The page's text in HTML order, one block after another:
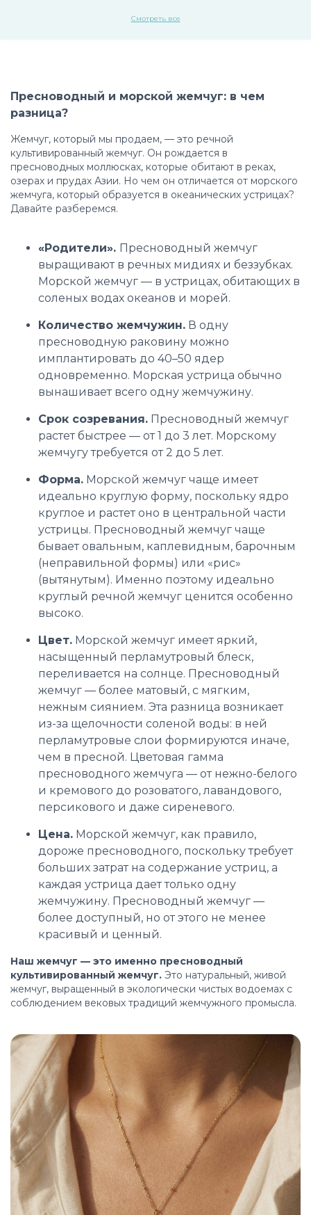
Смотреть все
Пресноводный и морской жемчуг: в чем
разница?
Жемчуг, который мы продаем, — это речной
культивированный жемчуг. Он рождается в
пресноводных моллюсках, которые обитают в реках,
озерах и прудах Азии. Но чем он отличается от морского
жемчуга, который образуется в океанических устрицах?
Давайте разберемся.
«Родители». Пресноводный жемчуг
выращивают в речных мидиях и беззубках.
Морской жемчуг — в устрицах, обитающих в
соленых водах океанов и морей.
Количество жемчужин. В одну
пресноводную раковину можно
имплантировать до 40–50 ядер
одновременно. Морская устрица обычно
вынашивает всего одну жемчужину.
Срок созревания. Пресноводный жемчуг
растет быстрее — от 1 до 3 лет. Морскому
жемчугу требуется от 2 до 5 лет.
Форма. Морской жемчуг чаще имеет
идеально круглую форму, поскольку ядро
круглое и растет оно в центральной части
устрицы. Пресноводный жемчуг чаще
бывает овальным, каплевидным, барочным
(неправильной формы) или «рис»
(вытянутым). Именно поэтому идеально
круглый речной жемчуг ценится особенно
высоко.
Цвет. Морской жемчуг имеет яркий,
насыщенный перламутровый блеск,
переливается на солнце. Пресноводный
жемчуг — более матовый, с мягким,
нежным сиянием. Эта разница возникает
из-за щелочности соленой воды: в ней
перламутровые слои формируются иначе,
чем в пресной. Цветовая гамма
пресноводного жемчуга — от нежно-белого
и кремового до розоватого, лавандового,
персикового и даже сиреневого.
Цена. Морской жемчуг, как правило,
дороже пресноводного, поскольку требует
больших затрат на содержание устриц, а
каждая устрица дает только одну
жемчужину. Пресноводный жемчуг —
более доступный, но от этого не менее
красивый и ценный.
Наш жемчуг — это именно пресноводный
культивированный жемчуг. Это натуральный, живой
жемчуг, выращенный в экологически чистых водоемах с
соблюдением вековых традиций жемчужного промысла.